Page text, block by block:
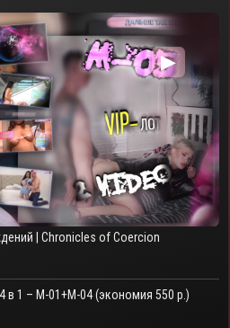
▶
| Chronicles of Coercion
в 1 – M-01+M-04 (экономия 550 р.)